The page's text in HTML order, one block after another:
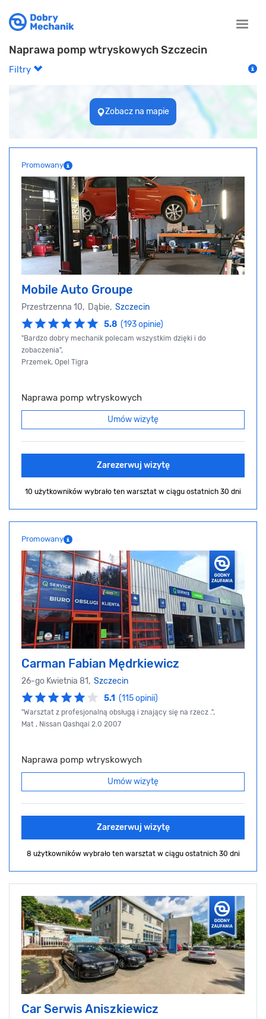
Toggle
Naprawa pomp wtryskowych Szczecin
Filtry
Zobacz na mapie
Promowany
Mobile Auto Groupe
Przestrzenna 10, Dąbie, Szczecin
5.8 (193 opinie)
"Bardzo dobry mechanik polecam wszystkim dzięki i do
zobaczenia",
Przemek, Opel Tigra
Naprawa pomp wtryskowych
Umów wizytę
Zarezerwuj wizytę
10 użytkowników wybrało ten warsztat w ciągu ostatnich 30 dni
Promowany
Carman Fabian Mędrkiewicz
26-go Kwietnia 81, Szczecin
5.1 (115 opinii)
"Warsztat z profesjonalną obsługą i znający się na rzecz .",
Mat , Nissan Qashqai 2.0 2007
Naprawa pomp wtryskowych
Umów wizytę
Zarezerwuj wizytę
8 użytkowników wybrało ten warsztat w ciągu ostatnich 30 dni
Car Serwis Aniszkiewicz